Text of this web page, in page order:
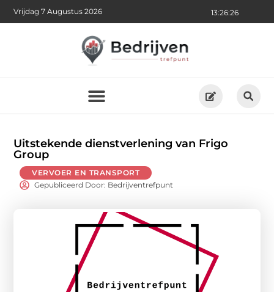
13:26:28
Vrijdag 7 Augustus 2026
Uitstekende dienstverlening van Frigo
Group
VERVOER EN TRANSPORT
Gepubliceerd Door: Bedrijventrefpunt